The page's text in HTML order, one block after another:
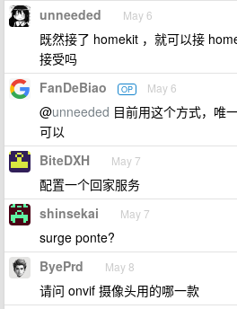
unneeded May 6
既然接了 homekit ，就可以接
接受吗
FanDeBiao OP May 6
@unneeded 目前用这个方式，唯
可以
BiteDXH May 7
配置一个回家服务
shinsekai May 7
surge ponte?
ByePrd May 8
请问 onvif 摄像头用的哪一款